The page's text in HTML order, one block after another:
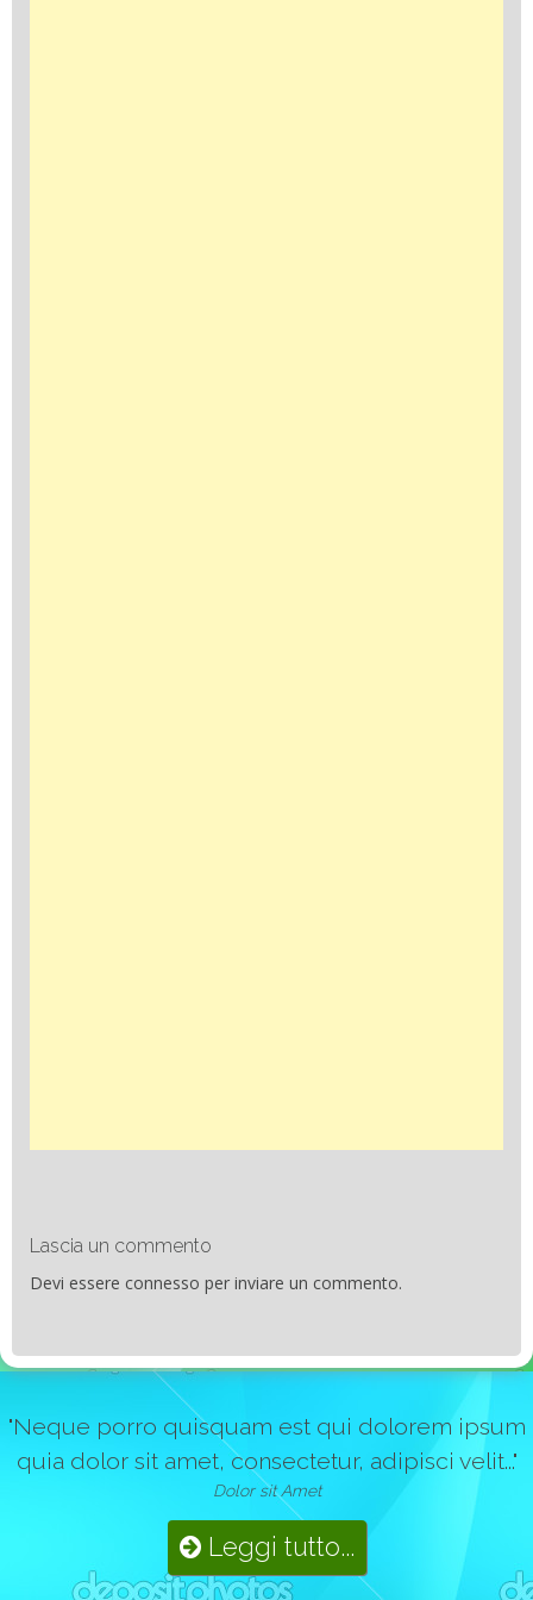
Lascia un commento
Devi essere connesso per inviare un commento.
"Neque porro quisquam est qui dolorem ipsum
quia dolor sit amet, consectetur, adipisci velit..."
Dolor sit Amet
Leggi tutto...